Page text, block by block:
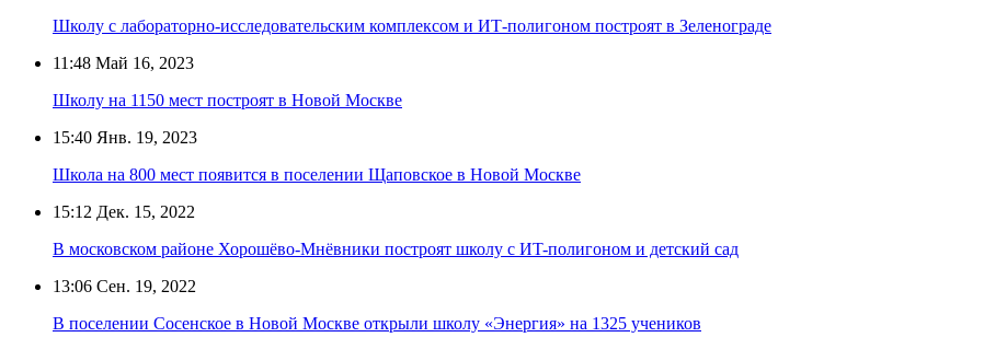
Школу с лабораторно-исследовательским комплексом и ИТ-полигоном построят в Зеленограде
11:48 Май 16, 2023
Школу на 1150 мест построят в Новой Москве
15:40 Янв. 19, 2023
Школа на 800 мест появится в поселении Щаповское в Новой Москве
15:12 Дек. 15, 2022
В московском районе Хорошёво-Мнёвники построят школу с ИT-полигоном и детский сад
13:06 Сен. 19, 2022
В поселении Сосенское в Новой Москве открыли школу «Энергия» на 1325 учеников